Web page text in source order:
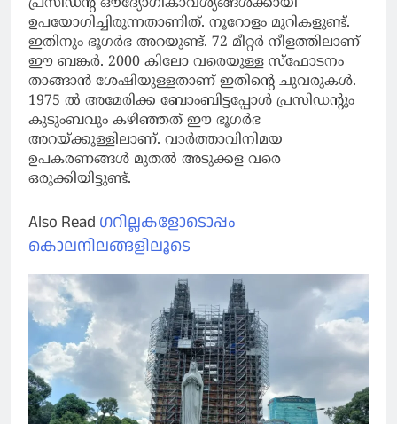
ഉപയോഗിച്ചിരുന്നതാണിത്. നൂറോളം മുറികളുണ്ട്.
ഇതിനും ഭൂഗർഭ അറയുണ്ട്. 72 മീറ്റർ നീളത്തിലാണ്
ഈ ബങ്കർ. 2000 കിലോ വരെയുള്ള സ്ഫോടനം
താങ്ങാൻ ശേഷിയുള്ളതാണ് ഇതിൻ്റെ ചുവരുകൾ.
1975 ൽ അമേരിക്ക ബോംബിട്ടപ്പോൾ പ്രസിഡൻ്റും
കുടുംബവും കഴിഞ്ഞത് ഈ ഭൂഗർഭ
അറയ്ക്കുള്ളിലാണ്. വാർത്താവിനിമയ
ഉപകരണങ്ങൾ മുതൽ അടുക്കള വരെ
ഒരുക്കിയിട്ടുണ്ട്.
Also Read ഗറില്ലകളോടൊപ്പം
കൊലനിലങ്ങളിലൂടെ